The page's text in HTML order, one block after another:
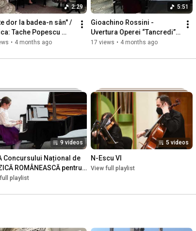
2:29
dor la badea-n sân" /
Tache Popescu
versuri: Viorica
• 4 months ago
5:51
Gioachino Rossini -
Uvertura Operei “Tancredi”
(transcripție pentru pian la 6
17 views • 4 months ago
9 videos
Concursului Național de
ROMÂNEASCĂ pentru
ediția a VI-a (2023)
playlist
5 videos
N-Escu VI
View full playlist